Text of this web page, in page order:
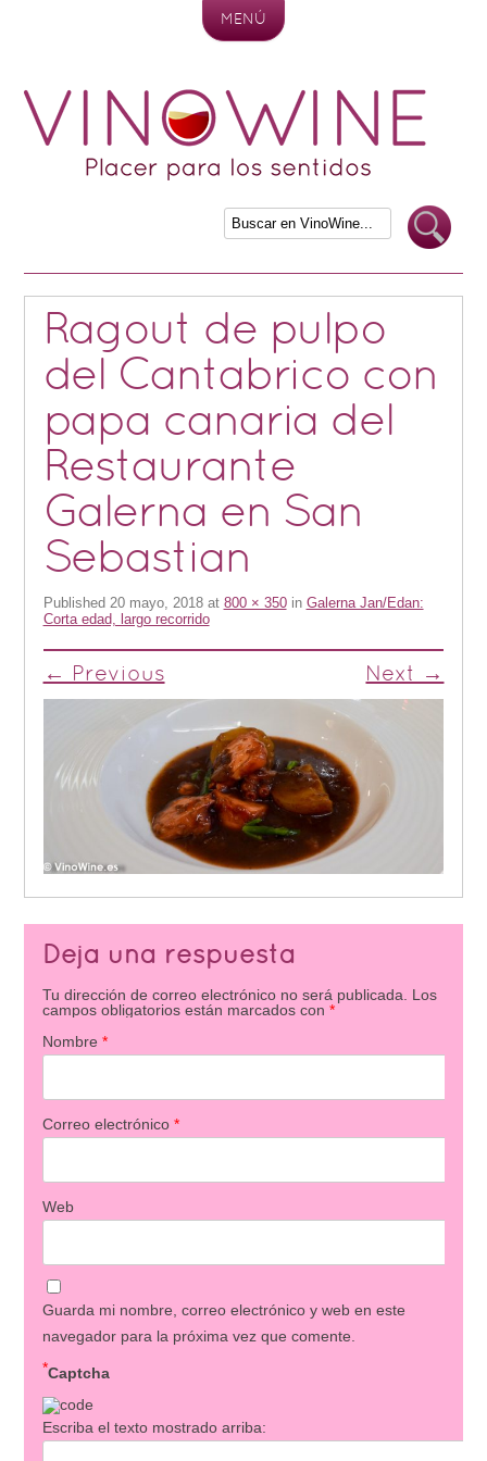
MENÚ
Ragout de pulpo
del Cantabrico con
papa canaria del
Restaurante
Galerna en San
Sebastian
Published 20 mayo, 2018at 800 × 350in Galerna Jan/Edan:
Corta edad, largo recorrido
← Previous Next →
Deja una respuesta
Tu dirección de correo electrónico no será publicada.
Los
campos obligatorios están marcados con *
Nombre *
Correo electrónico *
Web
Guarda mi nombre, correo electrónico y web en este
navegador para la próxima vez que comente.
Captcha
*
Escriba el texto mostrado arriba: